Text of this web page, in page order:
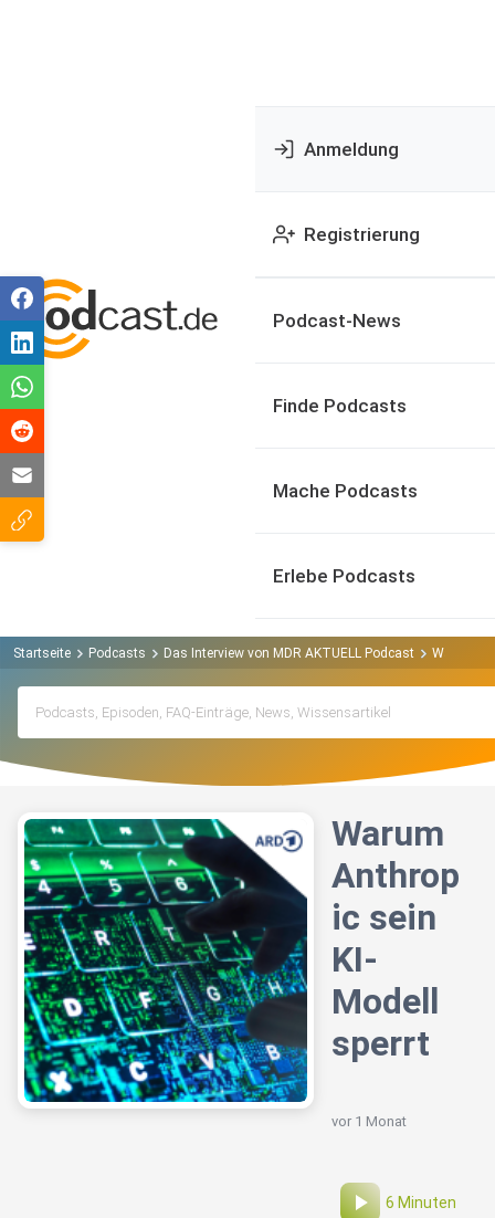
Anmeldung
Registrierung
Podcast-News
Finde Podcasts
Mache Podcasts
Erlebe Podcasts
Startseite Podcasts Das Interview von MDR AKTUELL Podcast Warum
Warum
Anthrop
ic sein
KI-
Modell
sperrt
vor 1 Monat
6 Minuten